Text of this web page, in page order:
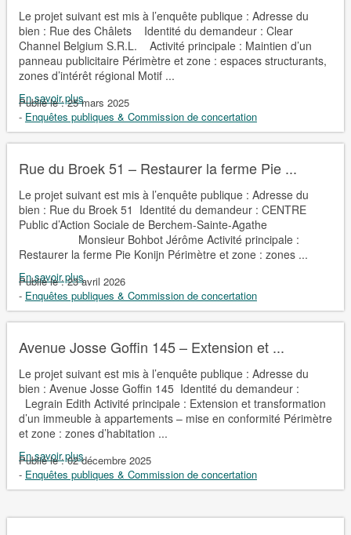
Le projet suivant est mis à l’enquête publique : Adresse du
bien : Rue des Châlets Identité du demandeur : Clear
Channel Belgium S.R.L. Activité principale : Maintien d’un
panneau publicitaire Périmètre et zone : espaces structurants,
zones d’intérêt régional Motif ...
En savoir plus
Publié le :25 mars 2025
- Enquêtes publiques & Commission de concertation
Rue du Broek 51 – Restaurer la ferme Pie ...
Le projet suivant est mis à l’enquête publique : Adresse du
bien : Rue du Broek 51 Identité du demandeur : CENTRE
Public d’Action Sociale de Berchem-Sainte-Agathe
Monsieur Bohbot Jérôme Activité principale :
Restaurer la ferme Pie Konijn Périmètre et zone : zones ...
En savoir plus
Publié le :23 avril 2026
- Enquêtes publiques & Commission de concertation
Avenue Josse Goffin 145 – Extension et ...
Le projet suivant est mis à l’enquête publique : Adresse du
bien : Avenue Josse Goffin 145 Identité du demandeur :
Legrain Edith Activité principale : Extension et transformation
d’un immeuble à appartements – mise en conformité Périmètre
et zone : zones d’habitation ...
En savoir plus
Publié le :02 décembre 2025
- Enquêtes publiques & Commission de concertation